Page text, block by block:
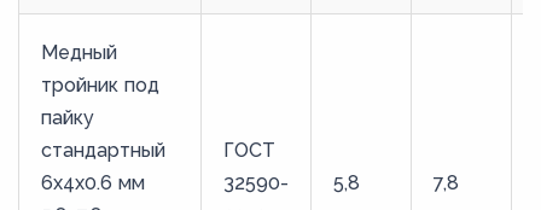
Медный
тройник под
пайку
стандартный
6х4х0.6 мм
ГОСТ
32590-
5,8 7,8